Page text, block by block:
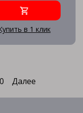
в 1 клик
Далее